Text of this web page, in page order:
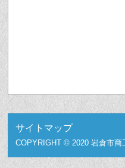
サイトマップ
COPYRIGHT © 2020 岩倉市